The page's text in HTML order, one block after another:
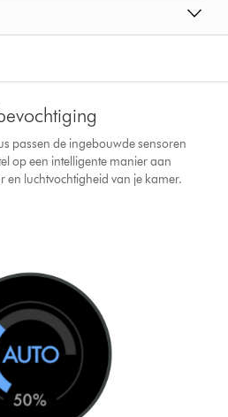
passen de ingebouwde sensoren
op een intelligente manier aan
luchtvochtigheid van je kamer.